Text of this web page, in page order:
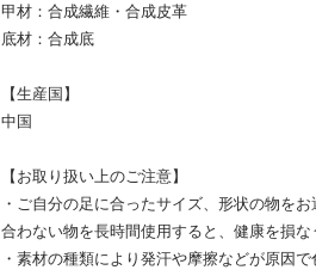
甲材：合成繊維・合成皮革
底材：合成底
【生産国】
中国
【お取り扱い上のご注意】
・ご自分の足に合ったサイズ、形状の物をお
合わない物を長時間使用すると、健康を損な
・素材の種類により発汗や摩擦などが原因